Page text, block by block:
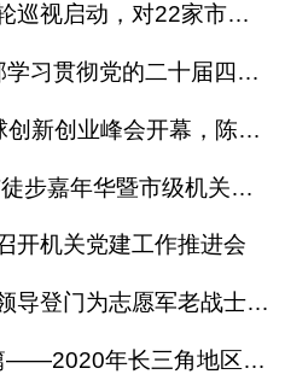
十二届上海市委第七轮巡视启动，对22家市管单位开展常规巡视
上海市第1期领导干部学习贯彻党的二十届四中全会精神专题研讨班开班，陈吉宁作专题报告
第五届“海聚英才”全球创新创业峰会开幕，陈吉宁出席并启动新一届大赛
永远跟党走·上海城市徒步嘉年华暨市级机关运动会开幕
开机关党建工作推进会
市市级机关工作党委领导登门为志愿军老战士佩戴纪念章
育新机 开新局 谱新篇——2020年长三角地区机关党建工作研讨会在南京召开